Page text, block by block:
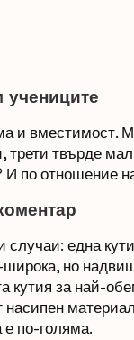
и вместимост.
твърде
И по отношение
една
широка, но
кутия за най-
насипен
е по-голяма.